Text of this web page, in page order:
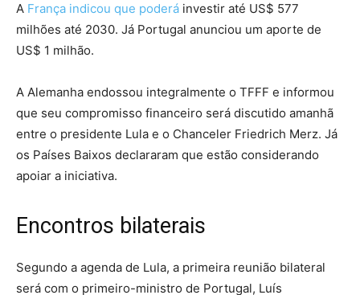
A França indicou que poderá investir até US$ 577
milhões até 2030. Já Portugal anunciou um aporte de
US$ 1 milhão.
A Alemanha endossou integralmente o TFFF e informou
que seu compromisso financeiro será discutido amanhã
entre o presidente Lula e o Chanceler Friedrich Merz. Já
os Países Baixos declararam que estão considerando
apoiar a iniciativa.
Encontros bilaterais
Segundo a agenda de Lula, a primeira reunião bilateral
será com o primeiro-ministro de Portugal, Luís